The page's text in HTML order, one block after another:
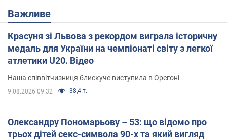
Важливе
Красуня зі Львова з рекордом виграла історичну
медаль для України на чемпіонаті світу з легкої
атлетики U20. Відео
Наша співвітчизниця блискуче виступила в Орегоні
9.08.2026 09:32 38,4 т.
Олександру Пономарьову – 53: що відомо про
трьох дітей секс-символа 90-х та який вигляд